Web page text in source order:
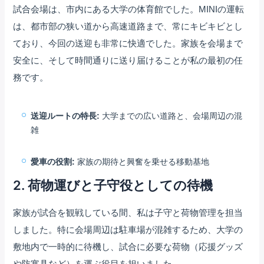
試合会場は、市内にある大学の体育館でした。MINIの運転
は、都市部の狭い道から高速道路まで、常にキビキビとし
ており、今回の送迎も非常に快適でした。家族を会場まで
安全に、そして時間通りに送り届けることが私の最初の任
務です。
送迎ルートの特長: 大学までの広い道路と、会場周辺の混
雑
愛車の役割: 家族の期待と興奮を乗せる移動基地
2. 荷物運びと子守役としての待機
家族が試合を観戦している間、私は子守と荷物管理を担当
しました。特に会場周辺は駐車場が混雑するため、大学の
敷地内で一時的に待機し、試合に必要な荷物（応援グッズ